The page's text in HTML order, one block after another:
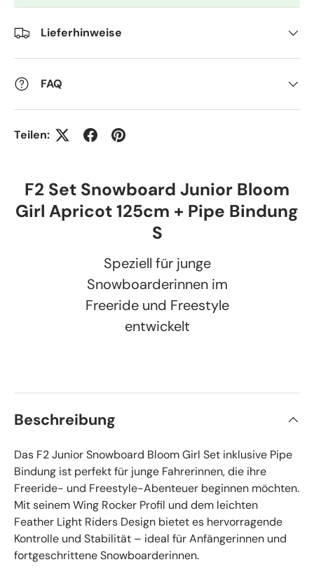
Lieferhinweise
FAQ
Teilen:
F2 Set Snowboard Junior Bloom
Girl Apricot 125cm + Pipe Bindung
S
Speziell für junge
Snowboarderinnen im
Freeride und Freestyle
entwickelt
Beschreibung
Das F2 Junior Snowboard Bloom Girl Set inklusive Pipe
Bindung ist perfekt für junge Fahrerinnen, die ihre
Freeride- und Freestyle-Abenteuer beginnen möchten.
Mit seinem Wing Rocker Profil und dem leichten
Feather Light Riders Design bietet es hervorragende
Kontrolle und Stabilität – ideal für Anfängerinnen und
fortgeschrittene Snowboarderinnen.